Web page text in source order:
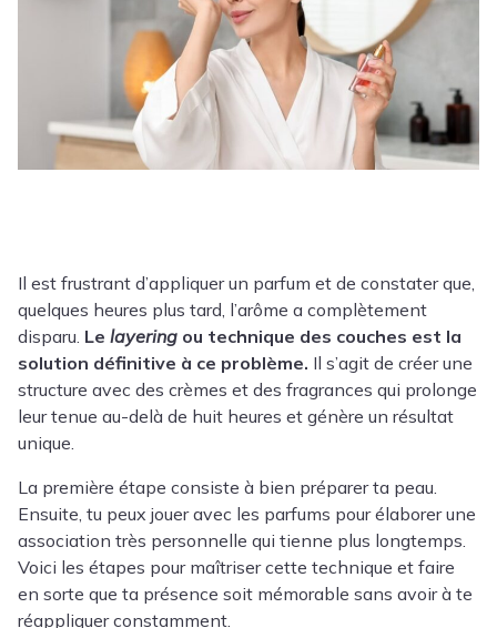
Il est frustrant d’appliquer un parfum et de constater que,
quelques heures plus tard, l’arôme a complètement
disparu. Le layering ou technique des couches est la
solution définitive à ce problème. Il s’agit de créer une
structure avec des crèmes et des fragrances qui prolonge
leur tenue au-delà de huit heures et génère un résultat
unique.
La première étape consiste à bien préparer ta peau.
Ensuite, tu peux jouer avec les parfums pour élaborer une
association très personnelle qui tienne plus longtemps.
Voici les étapes pour maîtriser cette technique et faire
en sorte que ta présence soit mémorable sans avoir à te
réappliquer constamment.